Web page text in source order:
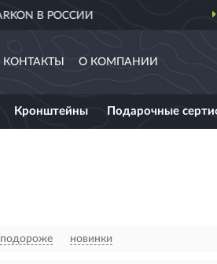
ДОСТАВИМ
КОНТАКТЫ О КОМПАНИИ
Кронштейны Подарочные
подороже новинки